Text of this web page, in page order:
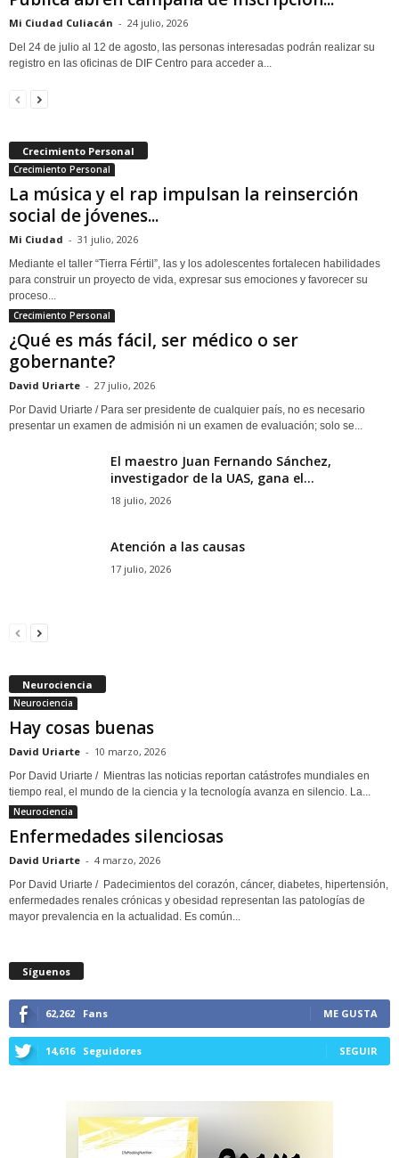
Mi Ciudad Culiacán - 24 julio, 2026
Del 24 de julio al 12 de agosto, las personas interesadas podrán realizar su
registro en las oficinas de DIF Centro para acceder a...
Crecimiento Personal
Crecimiento Personal
La música y el rap impulsan la reinserción
social de jóvenes...
Mi Ciudad - 31 julio, 2026
Mediante el taller “Tierra Fértil”, las y los adolescentes fortalecen habilidades
para construir un proyecto de vida, expresar sus emociones y favorecer su
proceso...
Crecimiento Personal
¿Qué es más fácil, ser médico o ser
gobernante?
David Uriarte - 27 julio, 2026
Por David Uriarte / Para ser presidente de cualquier país, no es necesario
presentar un examen de admisión ni un examen de evaluación; solo se...
El maestro Juan Fernando Sánchez,
investigador de la UAS, gana el...
18 julio, 2026
Atención a las causas
17 julio, 2026
Neurociencia
Neurociencia
Hay cosas buenas
David Uriarte - 10 marzo, 2026
Por David Uriarte / Mientras las noticias reportan catástrofes mundiales en
tiempo real, el mundo de la ciencia y la tecnología avanza en silencio. La...
Neurociencia
Enfermedades silenciosas
David Uriarte - 4 marzo, 2026
Por David Uriarte / Padecimientos del corazón, cáncer, diabetes, hipertensión,
enfermedades renales crónicas y obesidad representan las patologías de
mayor prevalencia en la actualidad. Es común...
Síguenos
62,262 Fans ME GUSTA
14,616 Seguidores SEGUIR